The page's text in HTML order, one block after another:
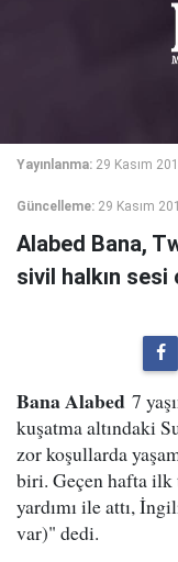
Yayınlanma: 29 Kasım
Güncelleme: 29 Kasım
Alabed Bana,
sivil halkın sesi
Bana Alabed 7
kuşatma altındaki
zor koşullarda
biri. Geçen hafta
yardımı ile attı,
var)" dedi.